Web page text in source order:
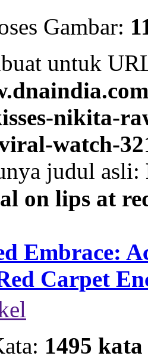
Gambar:
untuk
nikita-
watch-
judul asli:
on lips at
Embrace:
Carpet
1495 kata